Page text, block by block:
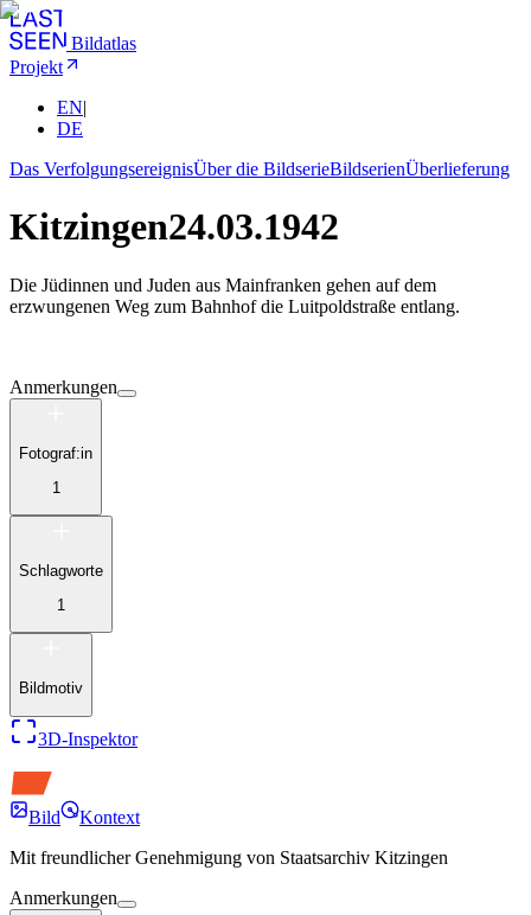
Bildatlas
Projekt
EN|
DE
Das VerfolgungsereignisÜber die BildserieBildserienÜberlieferung
Kitzingen24.03.1942
Die Jüdinnen und Juden aus Mainfranken gehen auf dem
erzwungenen Weg zum Bahnhof die Luitpoldstraße entlang.
Anmerkungen
Fotograf:in
1
Schlagworte
1
Bildmotiv
3D-Inspektor
Bild
Kontext
Mit freundlicher Genehmigung von Staatsarchiv Kitzingen
Anmerkungen